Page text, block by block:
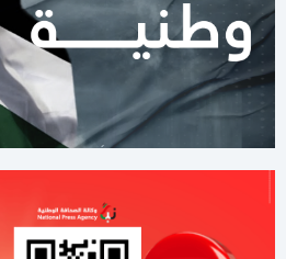
11:06 مساءاً
قطر: حماس التزمت بكل شيء في اتفاق
11:00 مساءاً
مصادر عسكرية: "إسرائيل" تقيّد